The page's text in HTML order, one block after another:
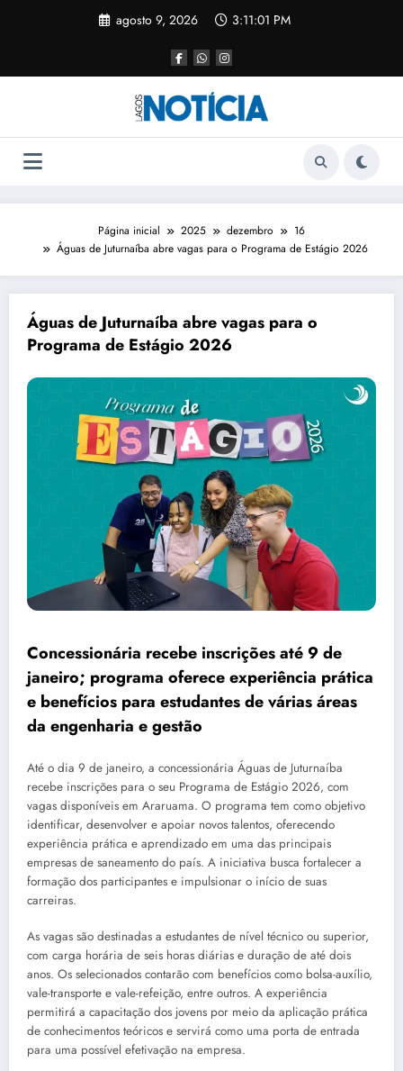
agosto 9, 2026 3:11:01 PM
Página inicial 2025 dezembro
16
Águas de Juturnaíba abre vagas para o Programa de Estágio 2026
Águas de Juturnaíba abre vagas para o
Programa de Estágio 2026
Concessionária recebe inscrições até 9 de
janeiro; programa oferece experiência prática
e benefícios para estudantes de várias áreas
da engenharia e gestão
Até o dia 9 de janeiro, a concessionária Águas de Juturnaíba
recebe inscrições para o seu Programa de Estágio 2026, com
vagas disponíveis em Araruama. O programa tem como objetivo
identificar, desenvolver e apoiar novos talentos, oferecendo
experiência prática e aprendizado em uma das principais
empresas de saneamento do país. A iniciativa busca fortalecer a
formação dos participantes e impulsionar o início de suas
carreiras.
As vagas são destinadas a estudantes de nível técnico ou superior,
com carga horária de seis horas diárias e duração de até dois
anos. Os selecionados contarão com benefícios como bolsa-auxílio,
vale-transporte e vale-refeição, entre outros. A experiência
permitirá a capacitação dos jovens por meio da aplicação prática
de conhecimentos teóricos e servirá como uma porta de entrada
para uma possível efetivação na empresa.